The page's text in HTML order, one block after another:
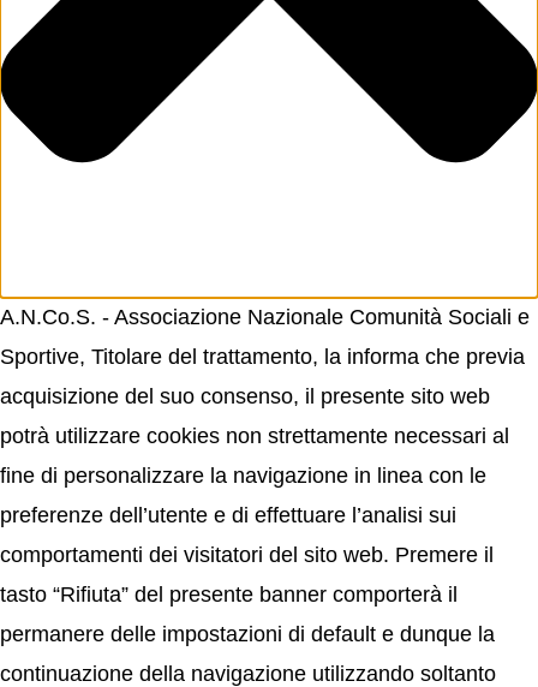
A.N.Co.S. - Associazione Nazionale Comunità Sociali e
Sportive, Titolare del trattamento, la informa che previa
acquisizione del suo consenso, il presente sito web
potrà utilizzare cookies non strettamente necessari al
fine di personalizzare la navigazione in linea con le
preferenze dell’utente e di effettuare l’analisi sui
comportamenti dei visitatori del sito web. Premere il
tasto “Rifiuta” del presente banner comporterà il
permanere delle impostazioni di default e dunque la
continuazione della navigazione utilizzando soltanto